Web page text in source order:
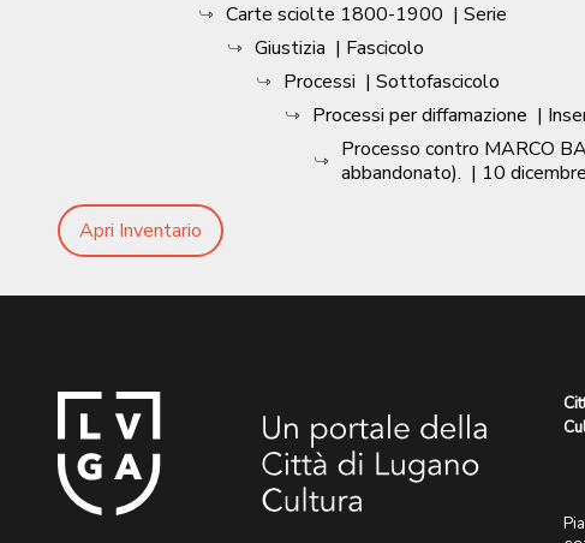
Carte sciolte 1800-1900 | Serie
Giustizia | Fascicolo
Processi | Sottofascicolo
Processi per diffamazione |
Processo contro MARCO
abbandonato). | 10
Apri Inventario